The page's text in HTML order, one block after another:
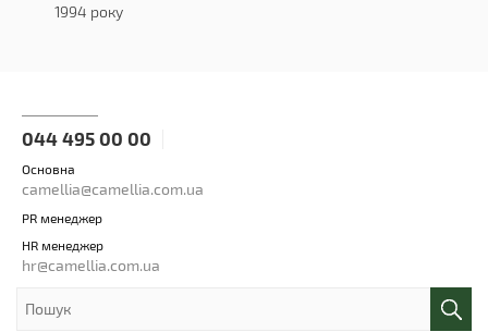
1994 року
044 495 00 00
Основна
camellia@camellia.com.ua
PR менеджер
HR менеджер
hr@camellia.com.ua